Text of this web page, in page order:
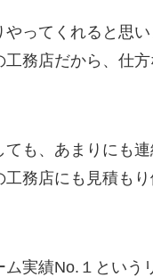
やってくれると思
工務店だから、仕
も、あまりにも連
工務店にも見積も
ム実績No.１という